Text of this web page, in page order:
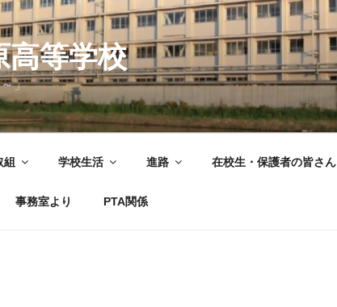
高等学校
」
組 学校生活 進路 在校生・保護者の皆さん
事務室より PTA関係